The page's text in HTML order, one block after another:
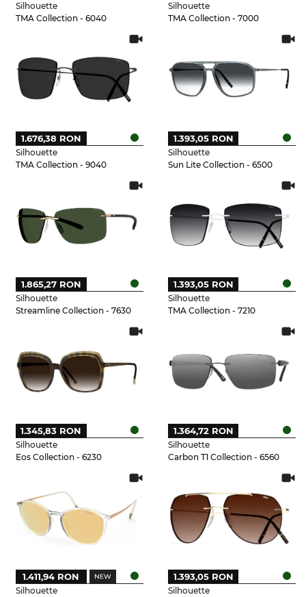
Silhouette
TMA Collection - 6040
Silhouette
TMA Collection - 7000
Silhouette
TMA Collection - 9040
1.676,38 RON
Silhouette
Sun Lite Collection - 6500
1.393,05 RON
Silhouette
Streamline Collection - 7630
1.865,27 RON
Silhouette
TMA Collection - 7210
1.393,05 RON
Silhouette
Eos Collection - 6230
1.345,83 RON
Silhouette
Carbon T1 Collection - 6560
1.364,72 RON
Silhouette
1.411,94 RON
Silhouette
1.393,05 RON